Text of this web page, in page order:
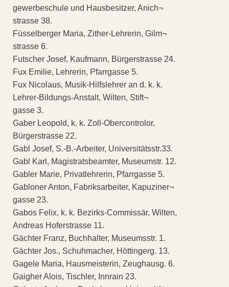
gewerbeschule und Hausbesitzer, Anich¬
strasse 38.
Füsselberger Maria, Zither-Lehrerin, Gilm¬
strasse 6.
Futscher Josef, Kaufmann, Bürgerstrasse 24.
Fux Emilie, Lehrerin, Pfarrgasse 5.
Fux Nicolaus, Musik-Hilfslehrer an d. k. k.
Lehrer-Bildungs-Anstalt, Wilten, Stift¬
gasse 3.
Gaber Leopold, k. k. Zoll-Obercontrolor,
Bürgerstrasse 22.
Gabl Josef, S.-B.-Arbeiter, Universitätsstr.33.
Gabl Karl, Magistratsbeamter, Museumstr. 12.
Gabler Marie, Privatlehrerin, Pfarrgasse 5.
Gabloner Anton, Fabriksarbeiter, Kapuziner¬
gasse 23.
Gabos Felix, k. k. Bezirks-Commissär, Wilten,
Andreas Hoferstrasse 11.
Gächter Franz, Buchhalter, Museumsstr. 1.
Gächter Jos., Schuhmacher, Höttingerg. 13.
Gagele Maria, Hausmeisterin, Zeughausg. 6.
Gaigher Alois, Tischler, Innrain 23.